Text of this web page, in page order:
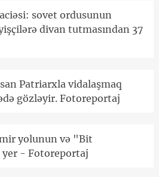
sovet ordusunun
divan tutmasından 37
Patriarxla vidalaşmaq
gözləyir. Fotoreportaj
yolunun və "Bit
yer - Fotoreportaj